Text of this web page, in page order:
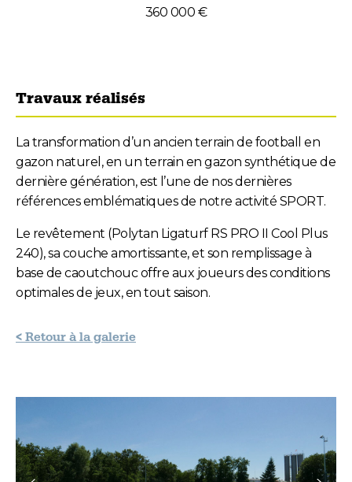
360 000 €
Travaux réalisés
La transformation d’un ancien terrain de football en
gazon naturel, en un terrain en gazon synthétique de
dernière génération, est l’une de nos dernières
références emblématiques de notre activité SPORT.
Le revêtement (Polytan Ligaturf RS PRO II Cool Plus
240), sa couche amortissante, et son remplissage à
base de caoutchouc offre aux joueurs des conditions
optimales de jeux, en tout saison.
< Retour à la galerie